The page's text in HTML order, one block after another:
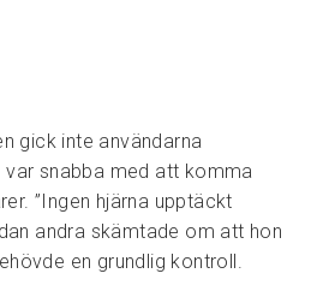
gick inte användarna
snabba med att komma
”Ingen hjärna upptäckt
andra skämtade om att hon
en grundlig kontroll.